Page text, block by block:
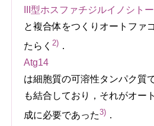
III型ホスファチジルイノシト
と複合体をつくりオートファ
たらく2) ．
Atg14
は細胞質の可溶性タンパク質
も結合しており，それがオー
成に必要であった3) ．